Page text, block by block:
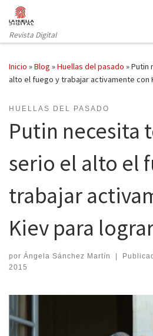
Saltar al contenido
Revista Digital
Inicio »Blog »Huellas del pasado »Putin
alto el fuego y trabajar activamente con
HUELLAS DEL PASADO
Putin necesita
serio el alto el
trabajar
Kiev para
por Ángela Sánchez Martín |
2015